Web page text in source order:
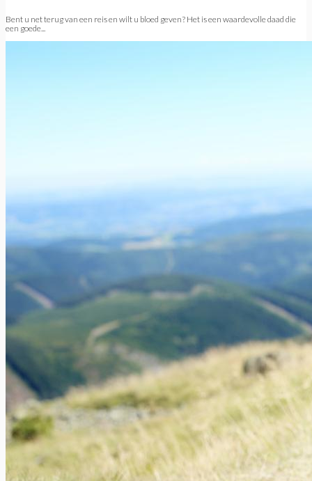
Bent u net terug van een reis en wilt u bloed geven? Het is een waardevolle daad die
een goede...